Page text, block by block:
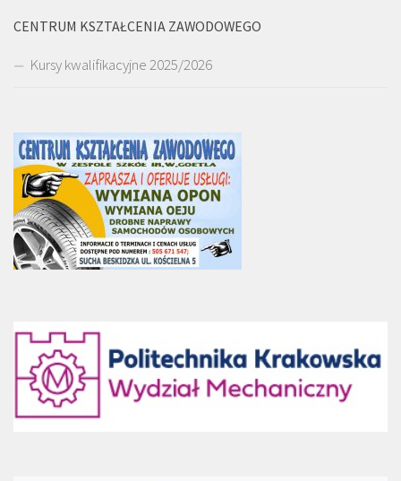
CENTRUM KSZTAŁCENIA ZAWODOWEGO
Kursy kwalifikacyjne 2025/2026